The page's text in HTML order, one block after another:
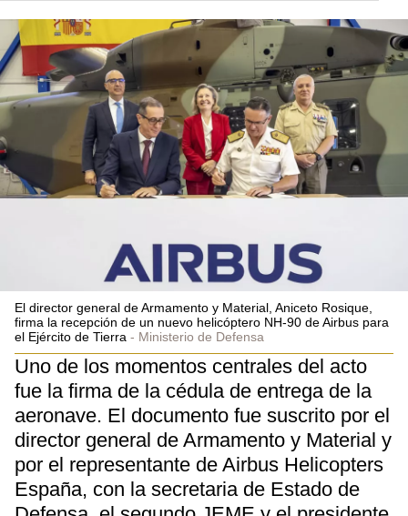
El director general de Armamento y Material, Aniceto Rosique,
firma la recepción de un nuevo helicóptero NH-90 de Airbus para
el Ejército de Tierra
Ministerio de Defensa
Uno de los momentos centrales del acto
fue la firma de la cédula de entrega de la
aeronave. El documento fue suscrito por el
director general de Armamento y Material y
por el representante de Airbus Helicopters
España, con la secretaria de Estado de